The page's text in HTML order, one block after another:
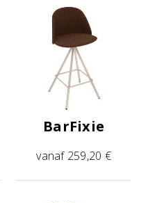
BarFixie
vanaf 259,20 €